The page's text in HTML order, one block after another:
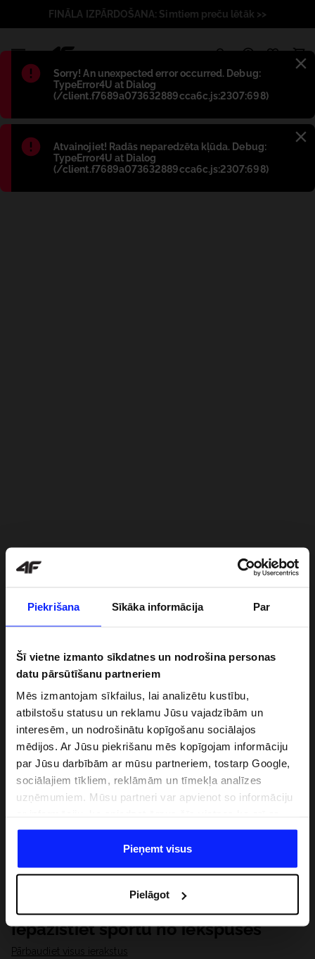
Piekrišana Sīkāka informācija Par
Šī vietne izmanto sīkdatnes un nodrošina personas
datu pārsūtīšanu partneriem
Mēs izmantojam sīkfailus, lai analizētu kustību,
atbilstošu statusu un reklamu Jūsu vajadzībām un
interesēm, un nodrošinātu kopīgošanu sociālajos
mēdijos. Ar Jūsu piekrišanu mēs kopīgojam informāciju
par Jūsu darbībām ar mūsu partneriem, tostarp Google,
sociālajiem tīkliem, reklāmām un tīmekļa analīzes
uzņēmumiem. Mūsu partneri var apvienot so informāciju
datiem, ko viņi iegūst, izmantojot viņu pakalpojumus. Ar
Jūsu atļauju, mēs varam pārsūtīt Jūsu personas datus
saviem partneriem, lai uzlabotu veidu, kadā tiek rādīta
saturu un uzlabotu mūsu partneru piedāvātos risinajumus
( piem. socialos tīklus). Detalizētu informāciju var atrast
mūsu Privātuma politikā un sadaļā "Detaļas".
Pieņemt visus
Pielāgot
Błąd:
Sorry! An unexpected error occurred. Debug:
TypeError4U at Dialog
(/client.f7689a073632889cca6c.js:2307:698)
Błąd:
Atvainojiet! Radās neparedzēta kļūda. Debug:
TypeError4U at Dialog
(/client.f7689a073632889cca6c.js:2307:698)
FINĀLA IZPĀRDOŠANA: Simtiem preču lētāk >>
Iepazīstiet sportu no iekšpuses
Pārbaudiet visus ierakstus